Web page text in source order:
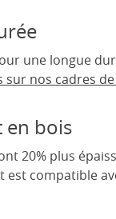
une longue
sur nos cadres
en bois
20% plus
compatible